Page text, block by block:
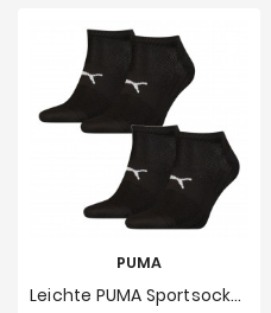
PUMA
Leichte PUMA Sportsocken 2er Pack - Schwarz